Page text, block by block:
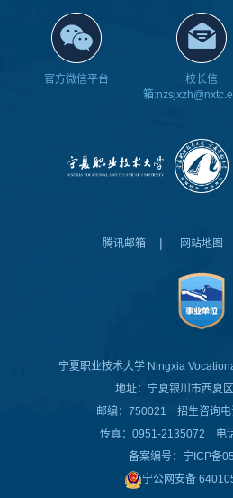
官方微信平台
校长信
箱
腾讯邮箱 | 网站地图
宁夏职业技术大学 Ningxia
地址：宁夏银川市西夏
邮编：750021 招生咨询电
传真：0951-2135072 电
备案编号：
宁ICP备
宁公网安备